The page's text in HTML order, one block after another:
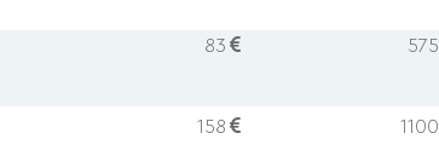
83 575
158 1100